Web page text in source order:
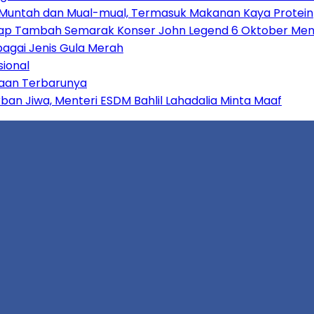
dan Mual-mual, Termasuk Makanan Kaya Protein
Tambah Semarak Konser John Legend 6 Oktober
Jenis Gula Merah
Terbarunya
Jiwa, Menteri ESDM Bahlil Lahadalia Minta Maaf